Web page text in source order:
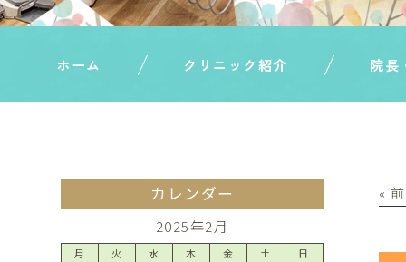
ホーム クリニック紹介 院長
«
カレンダー
2025年2月
月 火 水 木 金 土 日